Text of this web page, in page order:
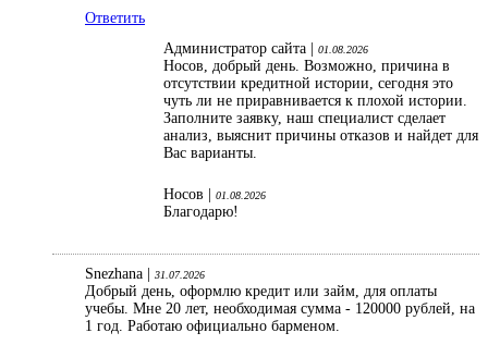
Ответить
Администратор сайта |
01.08.2026
Носов, добрый день. Возможно, причина в
отсутствии кредитной истории, сегодня это
чуть ли не приравнивается к плохой истории.
Заполните заявку, наш специалист сделает
анализ, выяснит причины отказов и найдет для
Вас варианты.
Носов | 01.08.2026
Благодарю!
Snezhana | 31.07.2026
Добрый день, оформлю кредит или займ, для оплаты
учебы. Мне 20 лет, необходимая сумма - 120000 рублей, на
1 год. Работаю официально барменом.